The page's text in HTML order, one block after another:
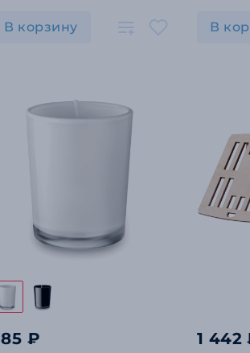
В корзину В
₽ 1 442